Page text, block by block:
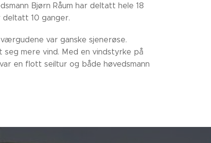
Bjørn Råum har deltatt hele 18
deltatt 10 ganger.
var ganske sjenerøse.
mere vind. Med en vindstyrke på
en flott seiltur og både høvedsmann